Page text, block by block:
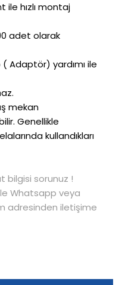
ile hızlı montaj
adet olarak
Adaptör) yardımı ile
mekan
Genellikle
kullandıkları
bilgisi sorunuz !
Whatsapp veya
adresinden iletişime